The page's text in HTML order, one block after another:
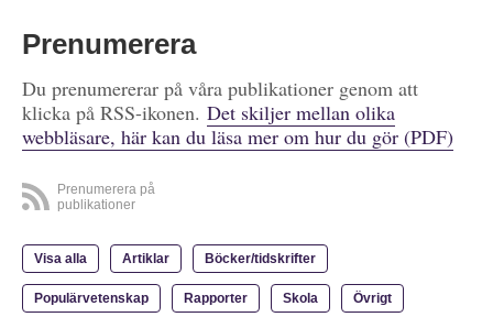
Prenumerera
Du prenumererar på våra publikationer genom att
klicka på RSS-ikonen. Det skiljer mellan olika
webbläsare, här kan du läsa mer om hur du gör (PDF)
Prenumerera på
publikationer
Visa alla Artiklar Böcker/tidskrifter
Populärvetenskap Rapporter Skola Övrigt